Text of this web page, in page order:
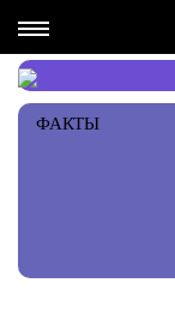
ФАКТЫ